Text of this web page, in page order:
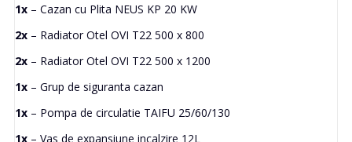
1x – Cazan cu Plita NEUS KP 20 KW
2x – Radiator Otel OVI T22 500 x 800
2x – Radiator Otel OVI T22 500 x 1200
1x – Grup de siguranta cazan
1x – Pompa de circulatie TAIFU 25/60/130
1x – Vas de expansiune incalzire 12L